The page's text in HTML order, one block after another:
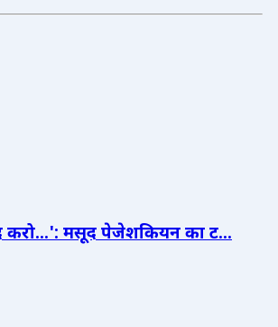
करो...': मसूद पेजेशकियन का ट...